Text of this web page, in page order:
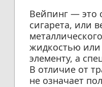
Вейпинг — это
сигарета, или
жидкостью или
элементу, а
В отличие от
не означает